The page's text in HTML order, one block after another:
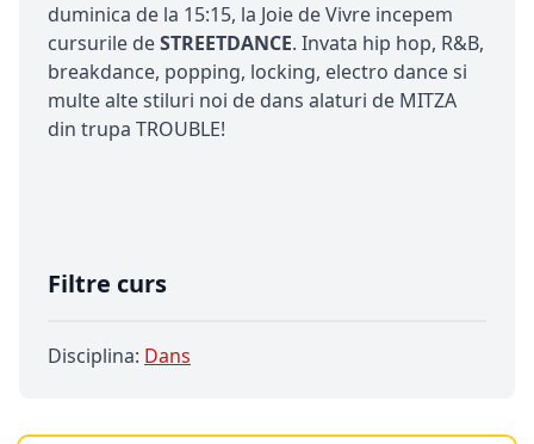
duminica de la 15:15, la Joie de Vivre incepem
cursurile deSTREETDANCE. Invata hip hop, R&B,
breakdance, popping, locking, electro dance si
multe alte stiluri noi de dans alaturi de MITZA
din trupa TROUBLE!
Filtre curs
Disciplina: Dans